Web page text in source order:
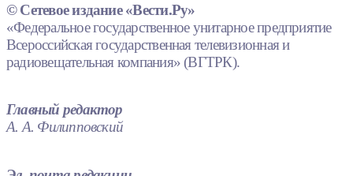
© Сетевое издание «Вести.Ру»
«Федеральное государственное унитарное предприятие
Всероссийская государственная телевизионная и
радиовещательная компания» (ВГТРК).
Главный редактор
А. А. Филипповский